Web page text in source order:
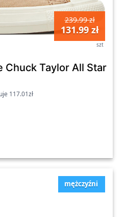
239.99 zł
131.99 zł
szt
Taylor All Star
117.01zł
mężczyźni